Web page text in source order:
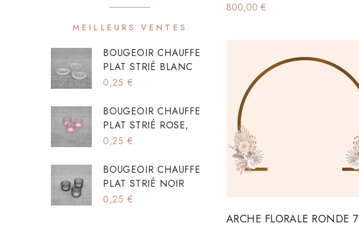
800,00 €
ARCHE FLORALE RONDE 7
MEILLEURS VENTES
BOUGEOIR CHAUFFE
PLAT STRIÉ BLANC
0,25 €
BOUGEOIR CHAUFFE
PLAT STRIÉ ROSE,
0,25 €
BOUGEOIR CHAUFFE
PLAT STRIÉ NOIR
0,25 €